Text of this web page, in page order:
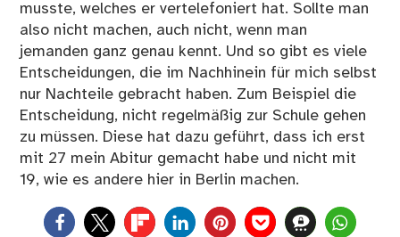
musste, welches er vertelefoniert hat. Sollte man
also nicht machen, auch nicht, wenn man
jemanden ganz genau kennt. Und so gibt es viele
Entscheidungen, die im Nachhinein für mich selbst
nur Nachteile gebracht haben. Zum Beispiel die
Entscheidung, nicht regelmäßig zur Schule gehen
zu müssen. Diese hat dazu geführt, dass ich erst
mit 27 mein Abitur gemacht habe und nicht mit
19, wie es andere hier in Berlin machen.
0